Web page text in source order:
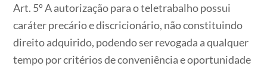
Art. 5º A autorização para o teletrabalho possui
caráter precário e discricionário, não constituindo
direito adquirido, podendo ser revogada a qualquer
tempo por critérios de conveniência e oportunidade